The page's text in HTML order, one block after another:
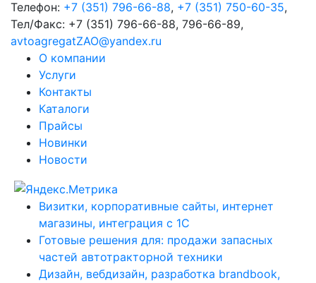
Телефон: +7 (351) 796-66-88, +7 (351) 750-60-35,
Тел/Факс: +7 (351) 796-66-88, 796-66-89,
avtoagregatZAO@yandex.ru
О компании
Услуги
Контакты
Каталоги
Прайсы
Новинки
Новости
Визитки, корпоративные сайты, интернет
магазины, интеграция с 1С
Готовые решения для: продажи запасных
частей автотракторной техники
Дизайн, вебдизайн, разработка brandbook,